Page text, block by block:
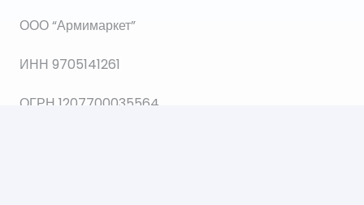
ООО “Армимаркет”
ИНН 9705141261
ОГРН 1207700035564